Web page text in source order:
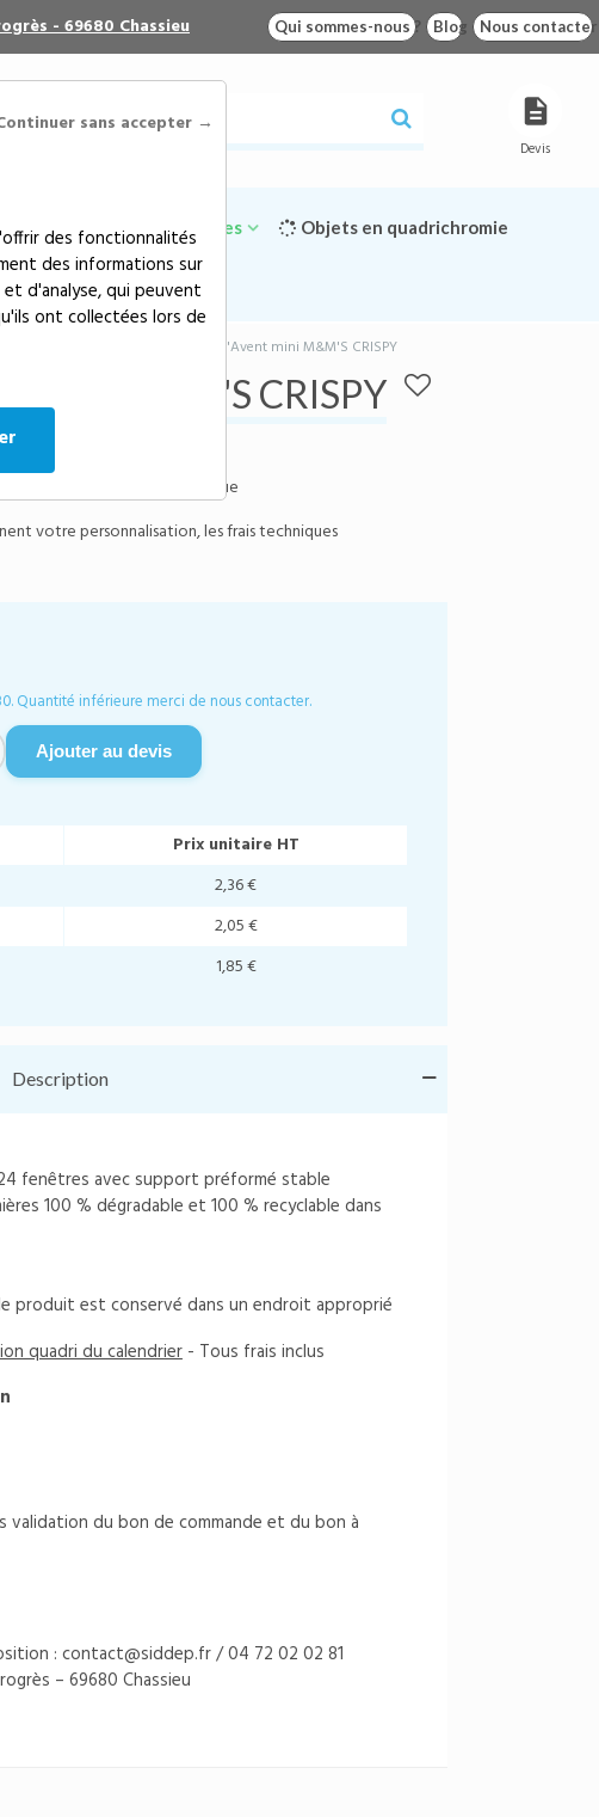
sans accepter →
des fonctionnalités
des informations sur
d'analyse, qui peuvent
ont collectées lors de
- 69680 Chassieu Qui sommes-nous ? Blog Nous contacter
Devis
Goodies écologiques Objets en quadrichromie
publicitaire Calendrier de l'Avent mini M&M'S CRISPY
mini M&M'S CRISPY
ses M&M'S Crispy et écologique
votre personnalisation, les frais techniques
Quantité inférieure merci de nous contacter.
Ajouter au devis
Prix unitaire HT
2,36 €
2,05 €
1,85 €
Description
fenêtres avec support préformé stable
100 % dégradable et 100 % recyclable dans
produit est conservé dans un endroit approprié
quadri du calendrier- Tous frais inclus
validation du bon de commande et du bon à
: contact@siddep.fr / 04 72 02 02 81
– 69680 Chassieu